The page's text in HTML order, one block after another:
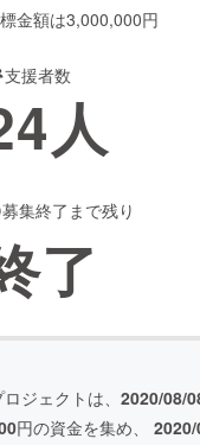
ルスケア
金額は3,000,000円
支援者数
人
募集終了まで残り
了
ジェクトは、 2020/08/
円の資金を集め、